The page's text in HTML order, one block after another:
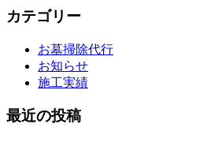
カテゴリー
お墓掃除代行
お知らせ
施工実績
最近の投稿